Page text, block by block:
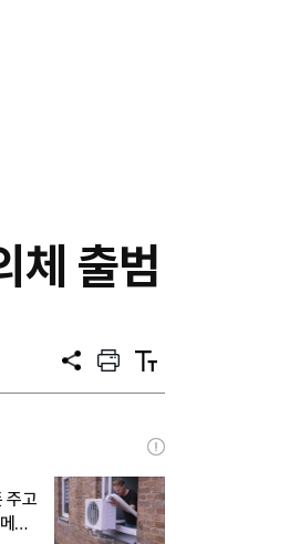
체 출범
공
프
트
텍
트
주고
이